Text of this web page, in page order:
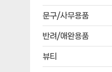
문구/사무용품
반려/애완용품
뷰티